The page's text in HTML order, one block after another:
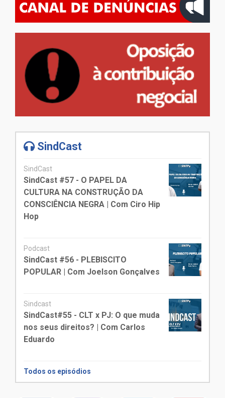
SindCast
SindCast
SindCast #57 - O PAPEL DA
CULTURA NA CONSTRUÇÃO DA
CONSCIÊNCIA NEGRA | Com Ciro Hip
Hop
Podcast
SindCast #56 - PLEBISCITO
POPULAR | Com Joelson Gonçalves
Sindcast
SindCast#55 - CLT x PJ: O que muda
nos seus direitos? | Com Carlos
Eduardo
Todos os episódios